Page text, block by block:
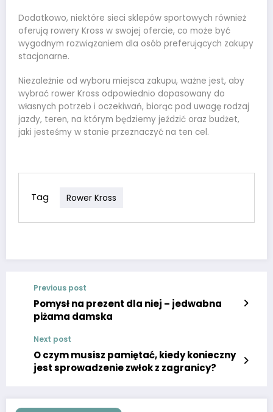
Dodatkowo, niektóre sieci sklepów sportowych również
oferują rowery Kross w swojej ofercie, co może być
wygodnym rozwiązaniem dla osób preferujących zakupy
stacjonarne.
Niezależnie od wyboru miejsca zakupu, ważne jest, aby
wybrać rower Kross odpowiednio dopasowany do
własnych potrzeb i oczekiwań, biorąc pod uwagę rodzaj
jazdy, teren, na którym będziemy jeździć oraz budżet,
jaki jesteśmy w stanie przeznaczyć na ten cel.
Tag Rower Kross
Previous post
Pomysł na prezent dla niej – jedwabna
piżama damska
Next post
O czym musisz pamiętać, kiedy konieczny
jest sprowadzenie zwłok z zagranicy?